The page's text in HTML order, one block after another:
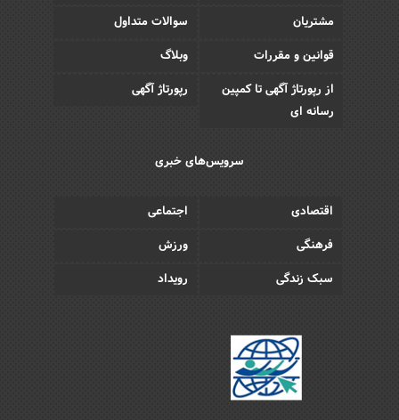
مشتریان
سوالات متداول
قوانین و مقررات
وبلاگ
از رپورتاژ آگهی تا کمپین
رسانه ای
رپورتاژ آگهی
سرویس‌های خبری
اقتصادی
اجتماعی
فرهنگی
ورزش
سبک زندگی
رویداد